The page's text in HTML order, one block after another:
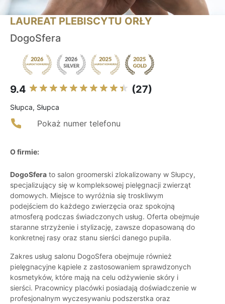
LAUREAT PLEBISCYTU ORŁY
DogoSfera
9.4 (27)
Słupca, Słupca
Pokaż numer telefonu
O firmie:
DogoSfera to salon groomerski zlokalizowany w Słupcy,
specjalizujący się w kompleksowej pielęgnacji zwierząt
domowych. Miejsce to wyróżnia się troskliwym
podejściem do każdego zwierzęcia oraz spokojną
atmosferą podczas świadczonych usług. Oferta obejmuje
staranne strzyżenie i stylizację, zawsze dopasowaną do
konkretnej rasy oraz stanu sierści danego pupila.
Zakres usług salonu DogoSfera obejmuje również
pielęgnacyjne kąpiele z zastosowaniem sprawdzonych
kosmetyków, które mają na celu odżywienie skóry i
sierści. Pracownicy placówki posiadają doświadczenie w
profesjonalnym wyczesywaniu podszerstka oraz